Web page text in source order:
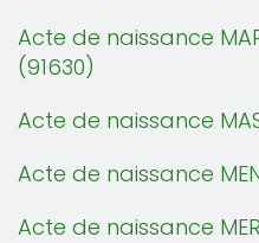
Acte de naissance
(91630)
Acte de naissance
Acte de naissance
Acte de naissance